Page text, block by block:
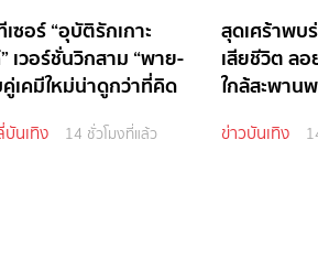
ซอร์ “อุบัติรักเกาะ
เวอร์ชั่นวิกสาม “พาย-
คู่เคมีใหม่น่าดูกว่าที่คิด
บันเทิง 14 ชั่วโมงที่แล้ว
สุดเศร้าพบ
เสียชีวิต ลอ
ใกล้สะพาน
ข่าวบันเทิง